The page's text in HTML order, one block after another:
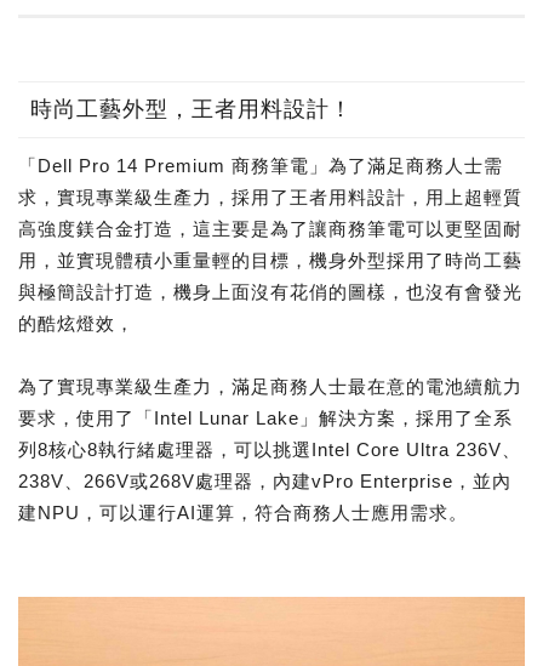
時尚工藝外型，王者用料設計！
「Dell Pro 14 Premium 商務筆電」為了滿足商務人士需
求，實現專業級生產力，採用了王者用料設計，用上超輕質
高強度鎂合金打造，這主要是為了讓商務筆電可以更堅固耐
用，並實現體積小重量輕的目標，機身外型採用了時尚工藝
與極簡設計打造，機身上面沒有花俏的圖樣，也沒有會發光
的酷炫燈效，
為了實現專業級生產力，滿足商務人士最在意的電池續航力
要求，使用了「Intel Lunar Lake」解決方案，採用了全系
列8核心8執行緒處理器，可以挑選Intel Core Ultra 236V、
238V、266V或268V處理器，內建vPro Enterprise，並內
建NPU，可以運行AI運算，符合商務人士應用需求。